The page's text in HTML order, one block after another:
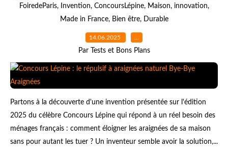
FoiredeParis, Invention, ConcoursLépine, Maison, innovation,
Made in France, Bien être, Durable
14.06.2025 …
Par Tests et Bons Plans
Partons à la découverte d'une invention présentée sur l'édition
2025 du célèbre Concours Lépine qui répond à un réel besoin des
ménages français : comment éloigner les araignées de sa maison
sans pour autant les tuer ? Un inventeur semble avoir la solution,...